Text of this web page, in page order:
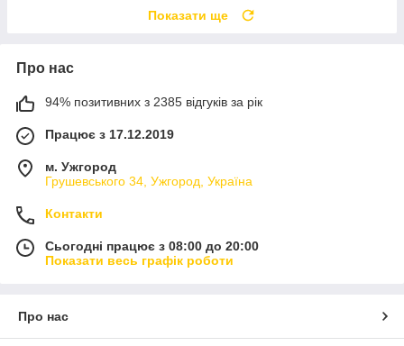
Показати ще
Про нас
94% позитивних з 2385 відгуків за рік
Працює з 17.12.2019
м. Ужгород
Грушевського 34, Ужгород, Україна
Контакти
Сьогодні працює з 08:00 до 20:00
Показати весь графік роботи
Про нас